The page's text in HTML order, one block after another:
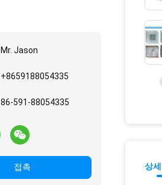
Mr. Jason
+8659188054335
86-591-88054335
접촉 상